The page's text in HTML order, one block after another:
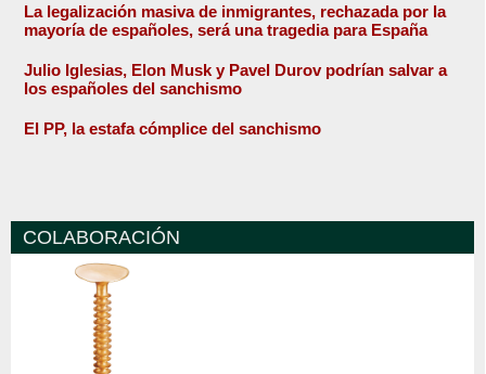
La legalización masiva de inmigrantes, rechazada por la
mayoría de españoles, será una tragedia para España
Julio Iglesias, Elon Musk y Pavel Durov podrían salvar a
los españoles del sanchismo
El PP, la estafa cómplice del sanchismo
COLABORACIÓN